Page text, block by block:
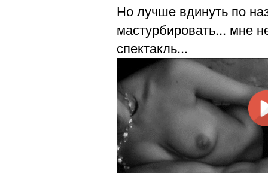
Но лучше вдинуть по
мастурбировать... мне
спектакль...